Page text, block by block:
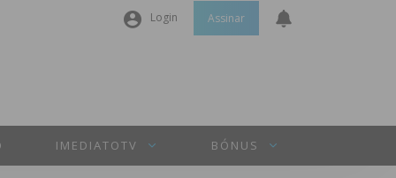
Login
Senha
Assinar
IMEDIATOTV BÓNUS